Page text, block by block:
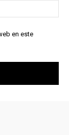
en este